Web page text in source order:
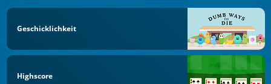
Geschicklichkeit
Highscore